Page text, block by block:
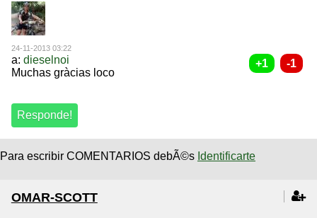
24-11-2013 03:22
a: dieselnoi
Muchas gràcias loco
Para escribir COMENTARIOS debÃ©s Identificarte
OMAR-SCOTT